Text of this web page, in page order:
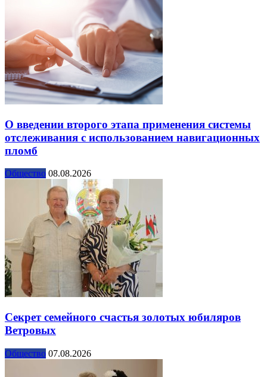
О введении второго этапа применения системы
отслеживания с использованием навигационных
пломб
Общество 08.08.2026
Секрет семейного счастья золотых юбиляров
Ветровых
Общество 07.08.2026